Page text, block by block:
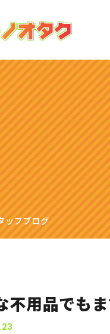
ッフブログ
不用品でも